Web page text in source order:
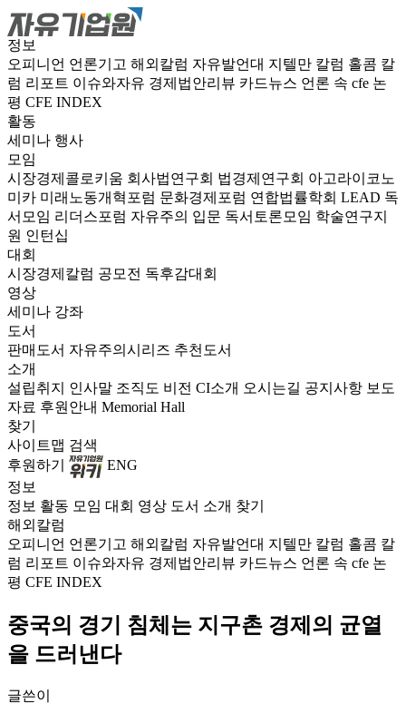
정보
오피니언 언론기고 해외칼럼 자유발언대 지텔만 칼럼 홀콤 칼
럼 리포트 이슈와자유 경제법안리뷰 카드뉴스 언론 속 cfe 논
평 CFE INDEX
활동
세미나 행사
모임
시장경제콜로키움 회사법연구회 법경제연구회 아고라이코노
미카 미래노동개혁포럼 문화경제포럼 연합법률학회 LEAD 독
서모임 리더스포럼 자유주의 입문 독서토론모임 학술연구지
원 인턴십
대회
시장경제칼럼 공모전 독후감대회
영상
세미나 강좌
도서
판매도서 자유주의시리즈 추천도서
소개
설립취지 인사말 조직도 비전 CI소개 오시는길 공지사항 보도
자료 후원안내 Memorial Hall
찾기
사이트맵 검색
후원하기
ENG
정보
정보 활동 모임 대회 영상 도서 소개 찾기
해외칼럼
오피니언 언론기고 해외칼럼 자유발언대 지텔만 칼럼 홀콤 칼
럼 리포트 이슈와자유 경제법안리뷰 카드뉴스 언론 속 cfe 논
평 CFE INDEX
중국의 경기 침체는 지구촌 경제의 균열
을 드러낸다
글쓴이